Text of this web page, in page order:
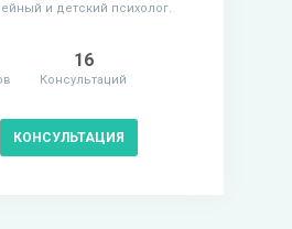
и детский психолог.
16
Консультаций
КОНСУЛЬТАЦИЯ